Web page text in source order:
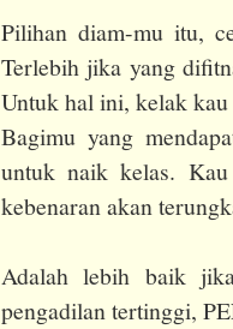
Pilihan diam-mu itu,
Terlebih jika yang
Untuk hal ini, kelak kau
Bagimu yang
untuk naik kelas.
kebenaran akan
Adalah lebih baik
pengadilan tertinggi,